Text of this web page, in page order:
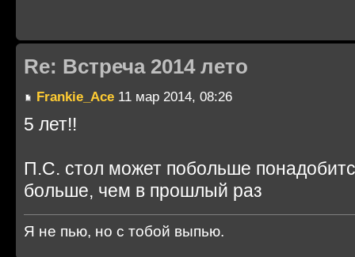
Re: Встреча 2014 лето
Frankie_Ace 11 мар 2014, 08:26
5 лет!!
П.С. стол может побольше
больше, чем в прошлый раз
Я не пью, но с тобой выпью.